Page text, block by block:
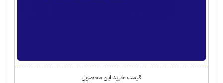
قیمت خرید این محصول